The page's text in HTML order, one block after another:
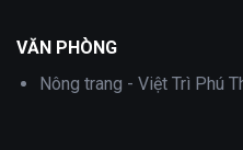
VĂN PHÒNG
Nông trang - Việt Trì Phú